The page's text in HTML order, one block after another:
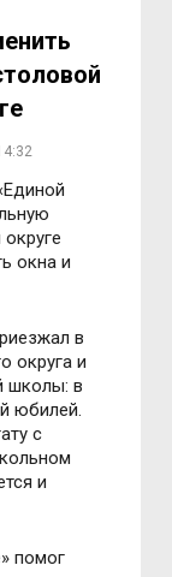
окна и
в
округа и
школы: в
юбилей.
с
и
помог